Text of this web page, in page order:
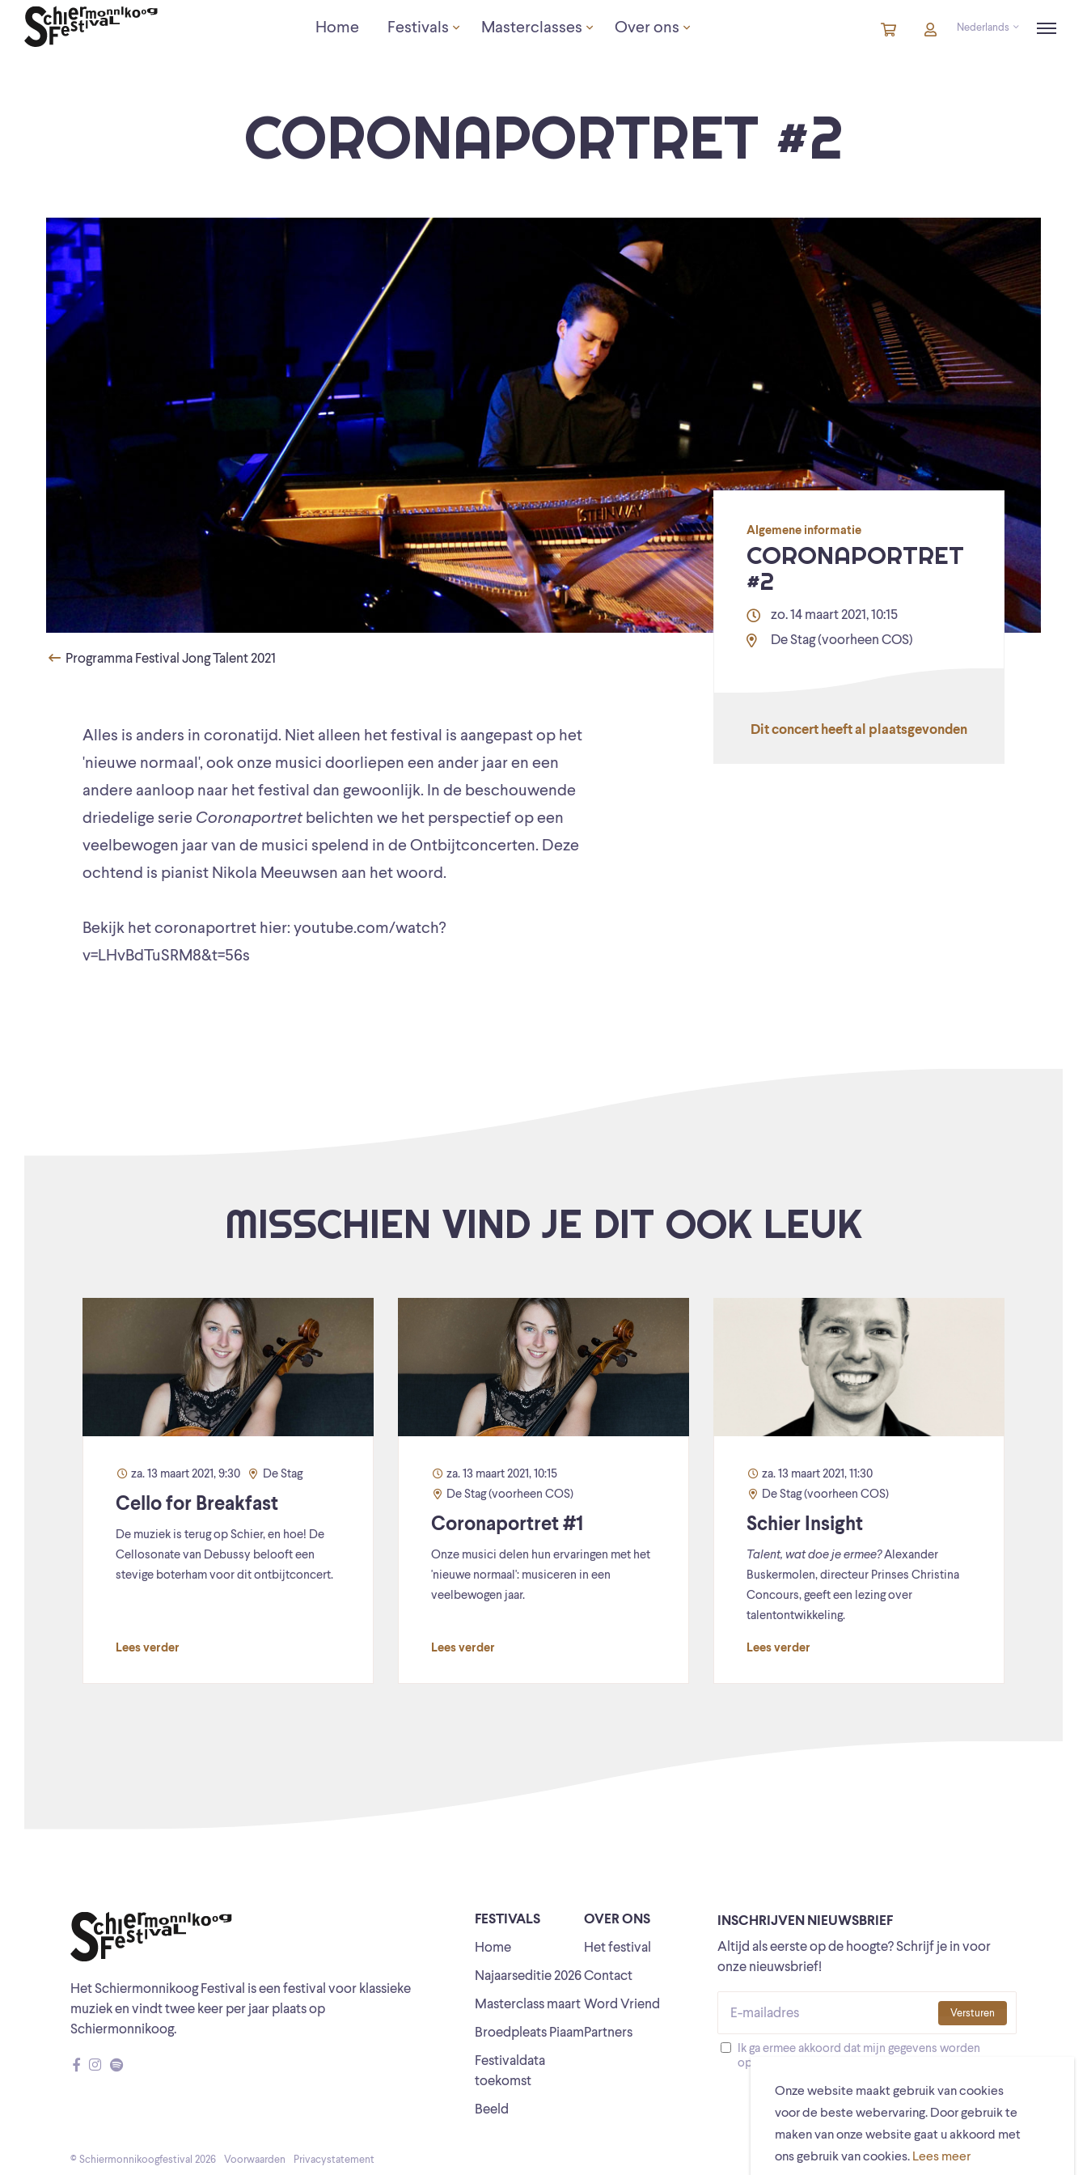
Onze website maakt gebruik van cookies
voor de beste webervaring. Door gebruik te
maken van onze website gaat u akkoord met
ons gebruik van cookies. Lees meer
Home Festivals Masterclasses Over ons Winkelmandje
artikelenAccountNederlands
CORONAPORTRET #2
Programma Festival Jong Talent 2021
Alles is anders in coronatijd. Niet alleen het festival is aangepast op het
'nieuwe normaal', ook onze musici doorliepen een ander jaar en een
andere aanloop naar het festival dan gewoonlijk. In de beschouwende
driedelige serie Coronaportretbelichten we het perspectief op een
veelbewogen jaar van de musici spelend in de Ontbijtconcerten. Deze
ochtend is pianist Nikola Meeuwsen aan het woord.
Bekijk het coronaportret hier: youtube.com/watch?
v=LHvBdTuSRM8&t=56s
Algemene informatie
CORONAPORTRET
#2
zo. 14 maart 2021, 10:15
De Stag (voorheen COS)
Dit concert heeft al plaatsgevonden
MISSCHIEN VIND JE DIT OOK LEUK
za. 13 maart 2021, 9:30 De Stag
Cello for Breakfast
De muziek is terug op Schier, en hoe! De
Cellosonate van Debussy belooft een
stevige boterham voor dit ontbijtconcert.
Lees verder
za. 13 maart 2021, 10:15
De Stag (voorheen COS)
Coronaportret #1
Onze musici delen hun ervaringen met het
'nieuwe normaal': musiceren in een
veelbewogen jaar.
Lees verder
za. 13 maart 2021, 11:30
De Stag (voorheen COS)
Schier Insight
Talent, wat doe je ermee?Alexander
Buskermolen, directeur Prinses Christina
Concours, geeft een lezing over
talentontwikkeling.
Lees verder
Het Schiermonnikoog Festival is een festival voor klassieke
muziek en vindt twee keer per jaar plaats op
Schiermonnikoog.
FESTIVALS
Home
Najaarseditie 2026
Masterclass maart
Broedpleats Piaam
Festivaldata
toekomst
Beeld
OVER ONS
Het festival
Contact
Word Vriend
Partners
INSCHRIJVEN NIEUWSBRIEF
Altijd als eerste op de hoogte? Schrijf je in voor
onze nieuwsbrief!
Ik ga ermee akkoord dat mijn gegevens worden
opgeslagen
Versturen
© Schiermonnikoogfestival 2026 Voorwaarden Privacystatement